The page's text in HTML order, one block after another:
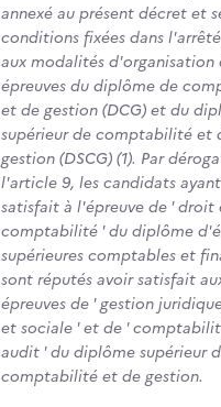
annexé au présent décret et
conditions fixées dans
aux modalités d'organisation
épreuves du diplôme de
et de gestion (DCG) et du
supérieur de comptabilité et
gestion (DSCG) (1). Par
l'article 9, les candidats ayant
satisfait à l'épreuve de ' droit
comptabilité ' du diplôme
supérieures comptables et
sont réputés avoir satisfait
épreuves de ' gestion
et sociale ' et de '
audit ' du diplôme supérieur
comptabilité et de gestion.